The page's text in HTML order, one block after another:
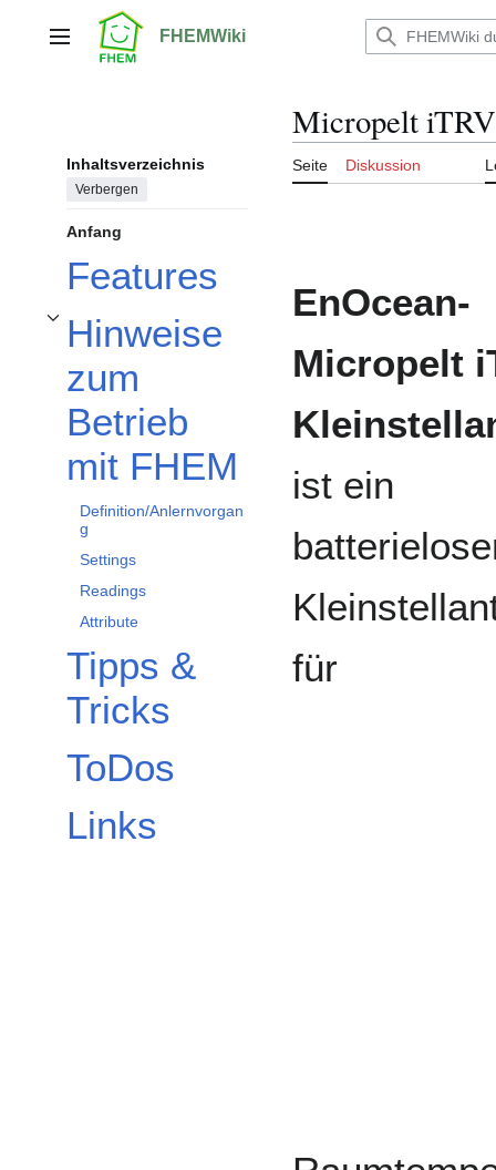
springenHauptmenü FHEMWiki
Inhaltsverzeichnis
Verbergen
Anfang
Features
Hinweise
zum
Betrieb
mit FHEM
Unterabschnitt Hinweise zum Betrieb mit FHEM umschalten
Definition/Anlernvorgan
g
Settings
Readings
Attribute
Tipps &
Tricks
ToDos
Links
Micropelt
Seite Diskussion
EnOcean-
Micropelt
ist ein
für